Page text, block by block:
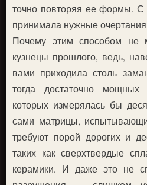
точно повторяя ее формы. С
принимала нужные
Почему этим способом не
кузнецы прошлого, ведь,
вами приходила столь
тогда достаточно
которых измерялась бы
сами матрицы,
требуют порой дорогих и
таких как сверхтвердые
керамики. И даже это не